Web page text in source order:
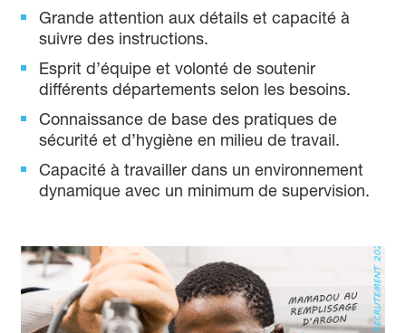
Grande attention aux détails et capacité à
suivre des instructions.
Esprit d’équipe et volonté de soutenir
différents départements selon les besoins.
Connaissance de base des pratiques de
sécurité et d’hygiène en milieu de travail.
Capacité à travailler dans un environnement
dynamique avec un minimum de supervision.